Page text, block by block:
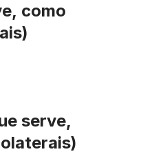
como
serve,